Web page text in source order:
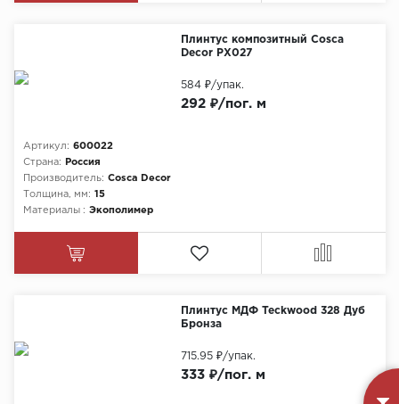
Плинтус композитный Cosca
Decor PX027
Артикул: 600022
Страна:
Россия
Производитель: Cosca Decor
Толщина, мм: 15
Материалы : Экополимер
292 ₽/пог. м
584 ₽/упак.
Плинтус МДФ Teckwood 328 Дуб
Бронза
333 ₽/пог. м
715.95 ₽/упак.